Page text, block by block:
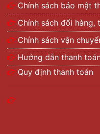
Chính sách bảo mật
Chính sách đổi hàng,
Chính sách vận
Hướng dẫn thanh
Quy định thanh toán